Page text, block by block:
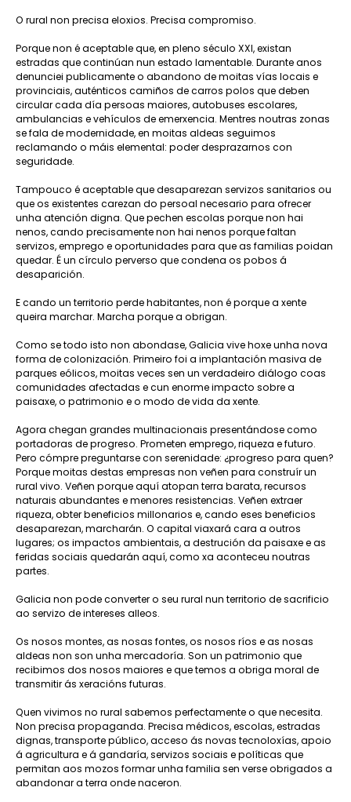
O rural non precisa eloxios. Precisa compromiso.
Porque non é aceptable que, en pleno século XXI, existan
estradas que continúan nun estado lamentable. Durante anos
denunciei publicamente o abandono de moitas vías locais e
provinciais, auténticos camiños de carros polos que deben
circular cada día persoas maiores, autobuses escolares,
ambulancias e vehículos de emerxencia. Mentres noutras zonas
se fala de modernidade, en moitas aldeas seguimos
reclamando o máis elemental: poder desprazarnos con
seguridade.
Tampouco é aceptable que desaparezan servizos sanitarios ou
que os existentes carezan do persoal necesario para ofrecer
unha atención digna. Que pechen escolas porque non hai
nenos, cando precisamente non hai nenos porque faltan
servizos, emprego e oportunidades para que as familias poidan
quedar. É un círculo perverso que condena os pobos á
desaparición.
E cando un territorio perde habitantes, non é porque a xente
queira marchar. Marcha porque a obrigan.
Como se todo isto non abondase, Galicia vive hoxe unha nova
forma de colonización. Primeiro foi a implantación masiva de
parques eólicos, moitas veces sen un verdadeiro diálogo coas
comunidades afectadas e cun enorme impacto sobre a
paisaxe, o patrimonio e o modo de vida da xente.
Agora chegan grandes multinacionais presentándose como
portadoras de progreso. Prometen emprego, riqueza e futuro.
Pero cómpre preguntarse con serenidade: ¿progreso para quen?
Porque moitas destas empresas non veñen para construír un
rural vivo. Veñen porque aquí atopan terra barata, recursos
naturais abundantes e menores resistencias. Veñen extraer
riqueza, obter beneficios millonarios e, cando eses beneficios
desaparezan, marcharán. O capital viaxará cara a outros
lugares; os impactos ambientais, a destrución da paisaxe e as
feridas sociais quedarán aquí, como xa aconteceu noutras
partes.
Galicia non pode converter o seu rural nun territorio de sacrificio
ao servizo de intereses alleos.
Os nosos montes, as nosas fontes, os nosos ríos e as nosas
aldeas non son unha mercadoría. Son un patrimonio que
recibimos dos nosos maiores e que temos a obriga moral de
transmitir ás xeracións futuras.
Quen vivimos no rural sabemos perfectamente o que necesita.
Non precisa propaganda. Precisa médicos, escolas, estradas
dignas, transporte público, acceso ás novas tecnoloxías, apoio
á agricultura e á gandaría, servizos sociais e políticas que
permitan aos mozos formar unha familia sen verse obrigados a
abandonar a terra onde naceron.